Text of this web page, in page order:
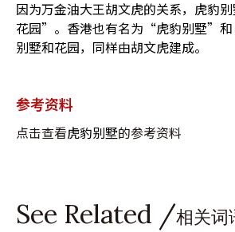
因为万金油大王胡文虎的关系，虎豹
花园”。香港也有名为“虎豹别墅”
别墅和花园，同样由胡文虎建成。
参考资料
点击查看虎豹别墅的参考资料
See Related /相关